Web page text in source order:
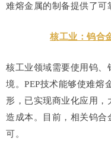
难熔金属的制备提供了可
核工业：钨合
核工业领域需要使用钨
境。PEP技术能够使难熔
形，已实现商业化应用，
造成本。目前，相关钨合
可。